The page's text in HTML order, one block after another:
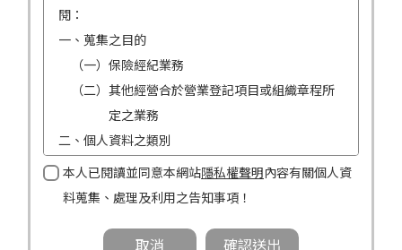
閱：
一、蒐集之目的
（一）保險經紀業務
（二）其他經營合於營業登記項目或組織章程所
定之業務
二、個人資料之類別
（一）姓名
（二）性別
三、個人資料利用之期間、地區、對象及方式
本人已閱讀並同意本網站隱私權聲明內容有關個人資
料蒐集、處理及利用之告知事項！